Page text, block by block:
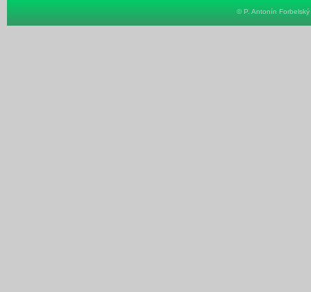
© P. Antonín